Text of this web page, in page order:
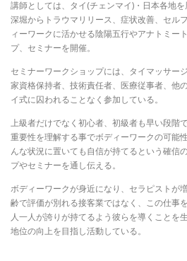
講師としては、タイ(チェンマイ)・日本各地
深堀からトラウマリリース、症状改善、セル
ィーワークに活かせる陰陽五行やアナトミー
プ、セミナーを開催。
セミナーワークショップには、タイマッサー
家資格保持者、技術責任者、医療従事者、他
イ式に囚われることなく参加している。
上級者だけでなく初心者、初級者も早い段階
重要性を理解する事でボディーワークの可能
んな状況に置いても自信が持てるという確信
プやセミナーを通し伝える。
ボディーワークが身近になり、セラピストが
齢で評価が別れる接客業ではなく、この仕事
人一人が誇りが持てるよう彼らを導くことを
地位の向上を目指し活動している。